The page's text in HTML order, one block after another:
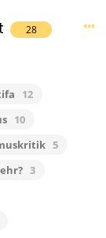
28
12
10
5
3